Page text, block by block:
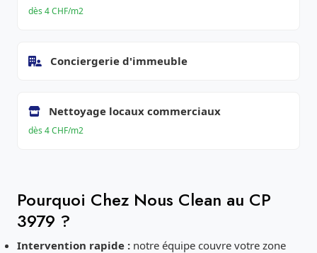
dès 4 CHF/m2
Conciergerie d'immeuble
Nettoyage locaux commerciaux
dès 4 CHF/m2
Pourquoi Chez Nous Clean au CP
3979 ?
Intervention rapide :notre équipe couvre votre zone